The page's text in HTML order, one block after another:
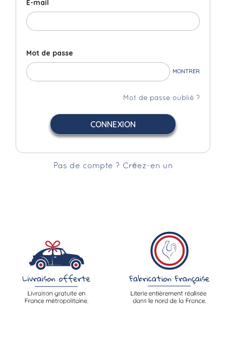
E-mail
Mot de passe
MONTRER
Mot de passe oublié ?
CONNEXION
Pas de compte ? Créez-en un